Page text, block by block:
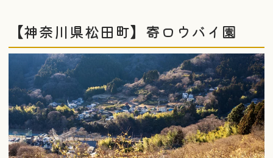
【神奈川県松田町】寄ロウバイ園